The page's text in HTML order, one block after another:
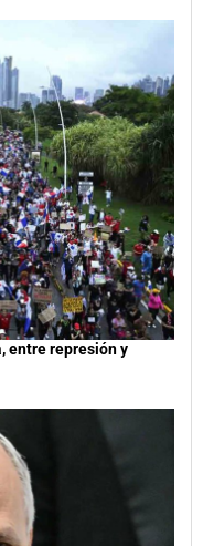
entre represión y